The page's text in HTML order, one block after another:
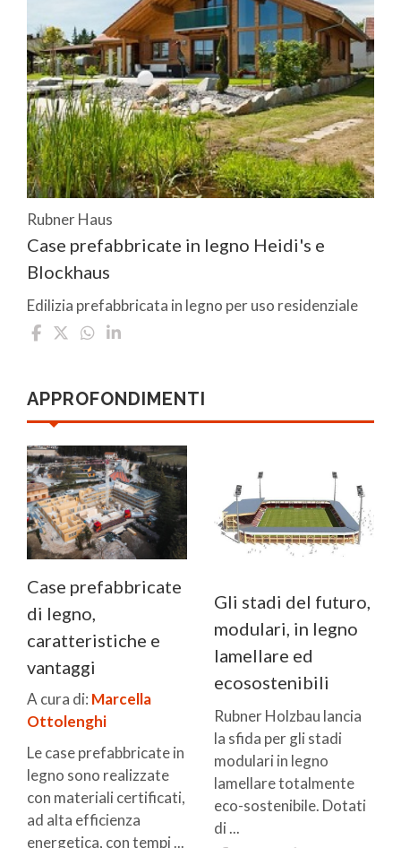
Rubner Haus
Case prefabbricate in legno Heidi's e
Blockhaus
Edilizia prefabbricata in legno per uso residenziale
APPROFONDIMENTI
Case prefabbricate
di legno,
caratteristiche e
vantaggi
A cura di: Marcella
Ottolenghi
Le case prefabbricate in
legno sono realizzate
con materiali certificati,
ad alta efficienza
energetica, con tempi ...
Gli stadi del futuro,
modulari, in legno
lamellare ed
ecosostenibili
Rubner Holzbau lancia
la sfida per gli stadi
modulari in legno
lamellare totalmente
eco-sostenibile. Dotati
di ...